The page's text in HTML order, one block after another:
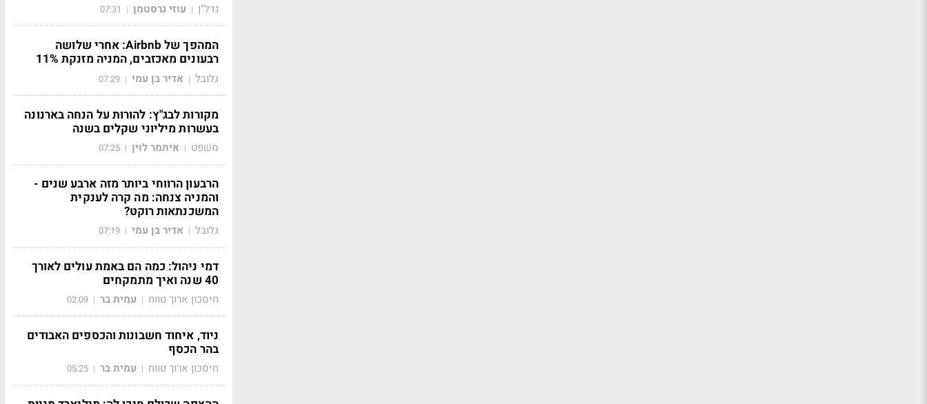
נדל"ן | עוזי גרסטמן |
07:31
המהפך של Airbnb: אחרי שלושה
רבעונים מאכזבים, המניה מזנקת 11%
גלובל | אדיר בן עמי |
07:29
מקורות לבג"ץ: להורות על הנחה בארנונה
בעשרות מיליוני שקלים בשנה
משפט | איתמר לוין |
07:25
הרבעון הרווחי ביותר מזה ארבע שנים -
והמניה צנחה: מה קרה לענקית
המשכנתאות רוקט?
גלובל | אדיר בן עמי |
07:19
דמי ניהול: כמה הם באמת עולים לאורך
40 שנה ואיך מתמקחים
חיסכון ארוך טווח | עמית בר |
02:09
ניוד, איחוד חשבונות והכספים האבודים
בהר הכסף
חיסכון ארוך טווח | עמית בר |
05:25